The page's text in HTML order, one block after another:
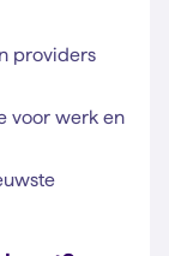
providers
voor werk en